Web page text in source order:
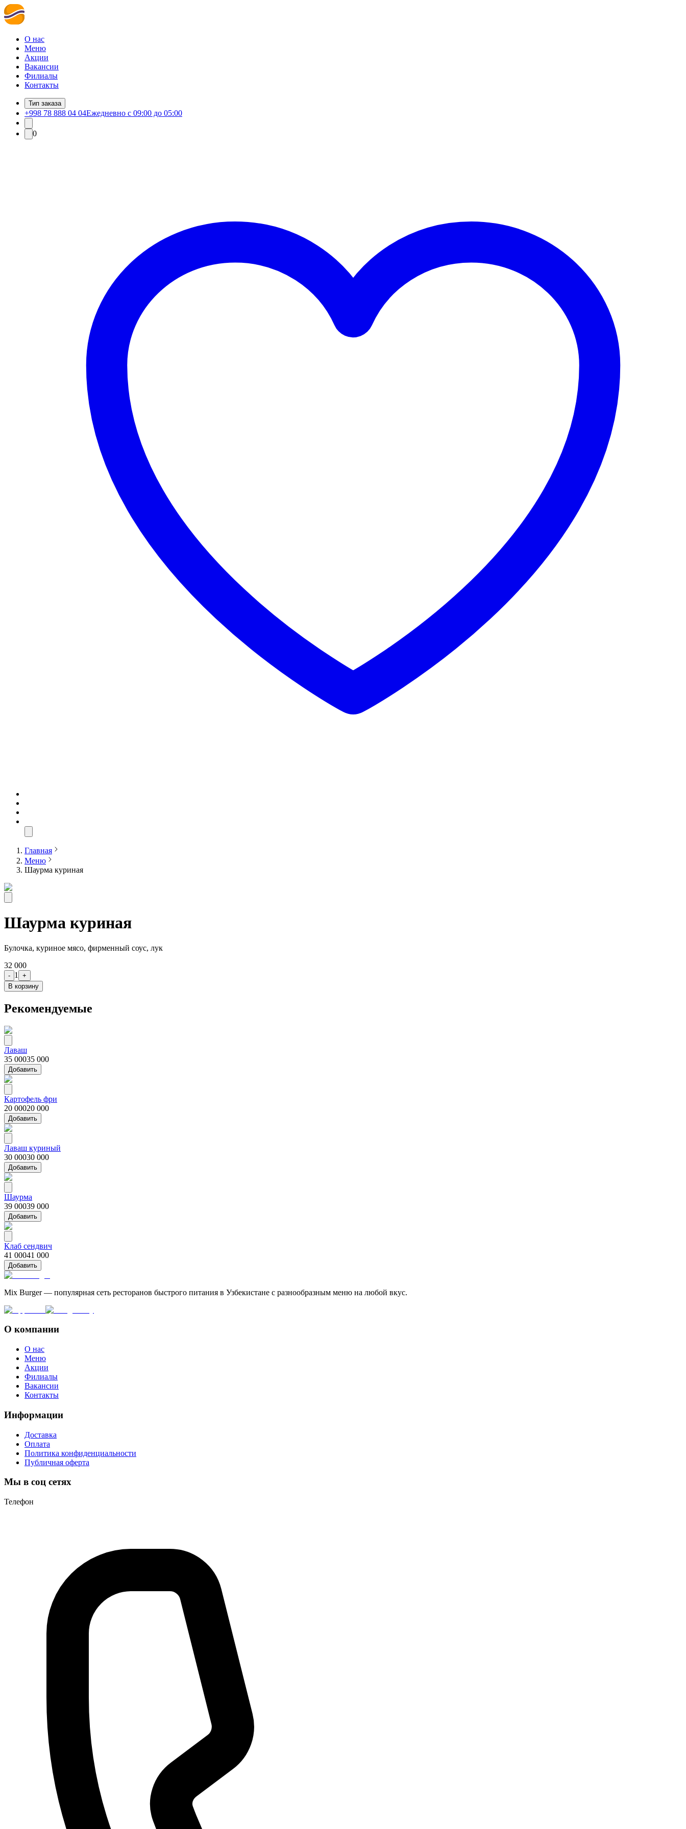
О нас
Меню
Акции
Вакансии
Филиалы
Контакты
Тип заказа
+998 78 888 04 04Ежедневно с 09:00 до 05:00
0
Главная
Меню
Шаурма куриная
Шаурма куриная
Булочка, куриное мясо, фирменный соус, лук
32 000
- 1
+
В корзину
Рекомендуемые
Лаваш
35 00035 000
Добавить
Картофель фри
20 00020 000
Добавить
Лаваш куриный
30 00030 000
Добавить
Шаурма
39 00039 000
Добавить
Клаб сендвич
41 00041 000
Добавить
Mix Burger — популярная сеть ресторанов быстрого питания в Узбекистане с разнообразным меню на любой вкус.
О компании
О нас
Меню
Акции
Филиалы
Вакансии
Контакты
Информации
Доставка
Оплата
Политика конфиденциальности
Публичная оферта
Мы в соц сетях
Телефон